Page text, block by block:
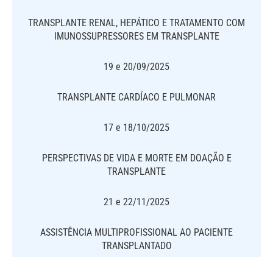
TRANSPLANTE RENAL, HEPÁTICO E TRATAMENTO COM
IMUNOSSUPRESSORES EM TRANSPLANTE
19 e 20/09/2025
TRANSPLANTE CARDÍACO E PULMONAR
17 e 18/10/2025
PERSPECTIVAS DE VIDA E MORTE EM DOAÇÃO E
TRANSPLANTE
21 e 22/11/2025
ASSISTÊNCIA MULTIPROFISSIONAL AO PACIENTE
TRANSPLANTADO